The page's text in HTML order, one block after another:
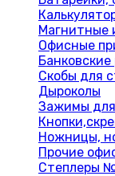
Магнитные
Офисные
Банковские
Скобы для
Дыроколы
Зажимы
Ножницы,
Прочие
Степлеры